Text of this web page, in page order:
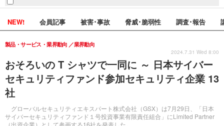
NEW! 会員記事 被害･事故 脅威･脆弱性 調査･報告
おそろいの T シャツで一同に ～ 日本サイバー
セキュリティファンド参加セキュリティ企業 13
社
グローバルセキュリティエキスパート株式会社（GSX）は7月29日、「日本
サイバーセキュリティファンド１号投資事業有限責任組合」にLimited Partner
（出資企業）として参画する16社を発表した。
製品・サービス・業界動向 業界動向
2024.7.31 Wed 8:00